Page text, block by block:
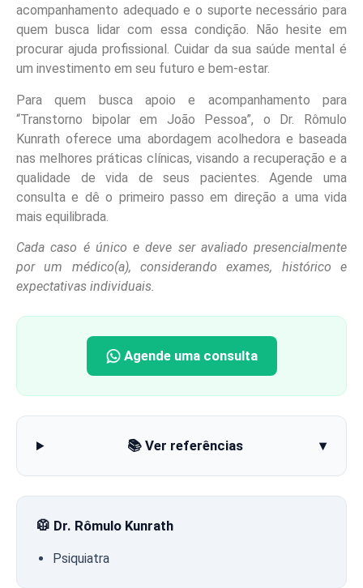
acompanhamento adequado e o suporte necessário para
quem busca lidar com essa condição. Não hesite em
procurar ajuda profissional. Cuidar da sua saúde mental é
um investimento em seu futuro e bem-estar.
Para quem busca apoio e acompanhamento para
“Transtorno bipolar em João Pessoa”, o Dr. Rômulo
Kunrath oferece uma abordagem acolhedora e baseada
nas melhores práticas clínicas, visando a recuperação e a
qualidade de vida de seus pacientes. Agende uma
consulta e dê o primeiro passo em direção a uma vida
mais equilibrada.
Cada caso é único e deve ser avaliado presencialmente
por um médico(a), considerando exames, histórico e
expectativas individuais.
Agende uma consulta
📚 Ver referências ▾
🥼 Dr. Rômulo Kunrath
Psiquiatra